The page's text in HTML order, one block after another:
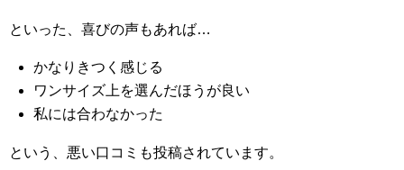
といった、喜びの声もあれば…
かなりきつく感じる
ワンサイズ上を選んだほうが良い
私には合わなかった
という、悪い口コミも投稿されています。